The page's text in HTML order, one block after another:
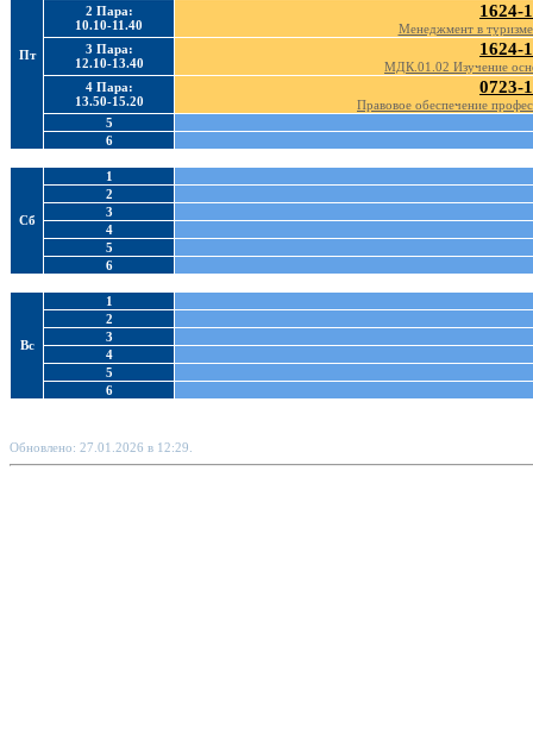
Пт
2 Пара:
10.10-11.40
1624-1
Менеджмент в
3 Пара:
12.10-13.40
1624-1
МДК.01.02 Изучение
4 Пара:
13.50-15.20
0723-1
Правовое обеспечение
5
6
Сб
1
2
3
4
5
6
Вс
1
2
3
4
5
6
Обновлено: 27.01.2026 в 12:29.